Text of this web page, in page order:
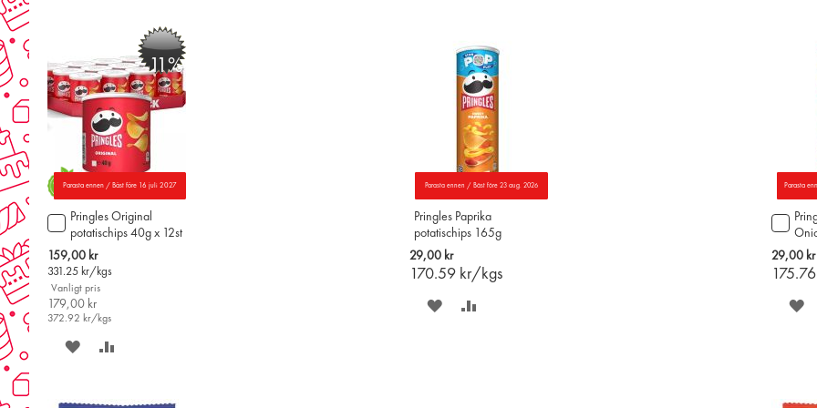
-11%
Parasta ennen / Bäst före 16 juli 2027
Pringles Original
potatischips 40g x 12st
Special
Price
159,00 kr
331.25 kr/kgs
Vanligt pris
179,00 kr
372.92 kr/kgs
Lägg
till
i
varukorgen
SPARA
Parasta ennen / Bäst före 23 aug. 2026
Pringles Paprika
potatischips 165g
29,00 kr
170.59 kr/kgs
SPARA
Parasta
165g
29,00 kr
175.76
Lägg
till
i